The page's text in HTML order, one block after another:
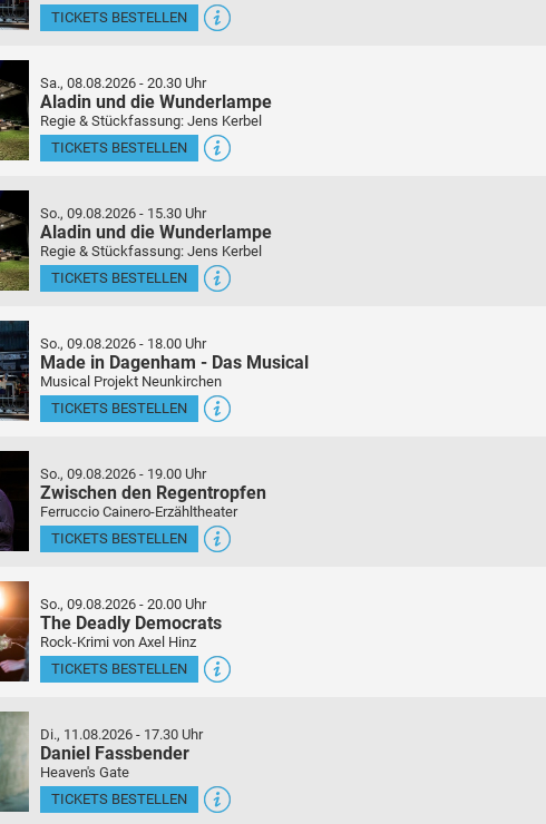
TICKETS BESTELLEN
Sa., 08.08.2026 - 20.30 Uhr
Aladin und die Wunderlampe
Regie & Stückfassung: Jens Kerbel
TICKETS BESTELLEN
So., 09.08.2026 - 15.30 Uhr
Aladin und die Wunderlampe
Regie & Stückfassung: Jens Kerbel
TICKETS BESTELLEN
So., 09.08.2026 - 18.00 Uhr
Made in Dagenham - Das Musical
Musical Projekt Neunkirchen
TICKETS BESTELLEN
So., 09.08.2026 - 19.00 Uhr
Zwischen den Regentropfen
Ferruccio Cainero-Erzähltheater
TICKETS BESTELLEN
So., 09.08.2026 - 20.00 Uhr
The Deadly Democrats
Rock-Krimi von Axel Hinz
TICKETS BESTELLEN
Di., 11.08.2026 - 17.30 Uhr
Daniel Fassbender
Heaven's Gate
TICKETS BESTELLEN